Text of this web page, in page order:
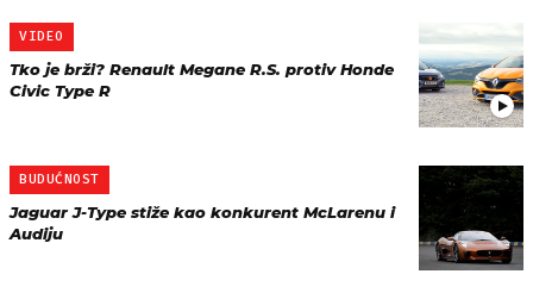
VIDEO
Tko je brži? Renault Megane R.S. protiv Honde
Civic Type R
BUDUĆNOST
Jaguar J-Type stiže kao konkurent McLarenu i
Audiju